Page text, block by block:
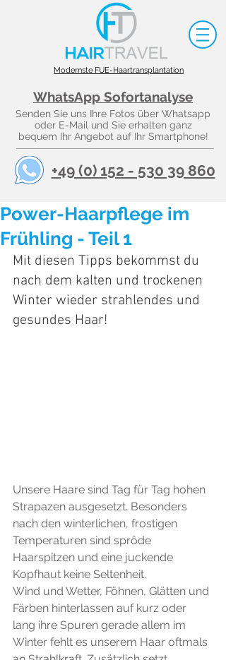
Modernste FUE-Haartransplantation
WhatsApp Sofortanalyse
Senden Sie uns Ihre Fotos über Whatsapp
oder E-Mail und Sie erhalten ganz
bequem Ihr Angebot auf Ihr Smartphone!
+49 (0) 152 - 530 39 860
Power-Haarpflege im
Frühling - Teil 1
Mit diesen Tipps bekommst du
nach dem kalten und trockenen
Winter wieder strahlendes und
gesundes Haar!
Unsere Haare sind Tag für Tag hohen
Strapazen ausgesetzt. Besonders
nach den winterlichen, frostigen
Temperaturen sind spröde
Haarspitzen und eine juckende
Kopfhaut keine Seltenheit.
Wind und Wetter, Föhnen, Glätten und
Färben hinterlassen auf kurz oder
lang ihre Spuren gerade allem im
Winter fehlt es unserem Haar oftmals